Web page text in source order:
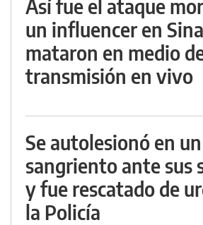
Así fue el ataque
un influencer en
mataron en medio
transmisión en vivo
Se autolesionó en
sangriento ante sus
y fue rescatado de
la Policía